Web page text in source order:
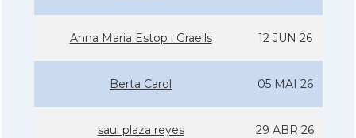
Anna Maria Estop i Graells 12 JUN 26
Berta Carol 05 MAI 26
saul plaza reyes 29 ABR 26